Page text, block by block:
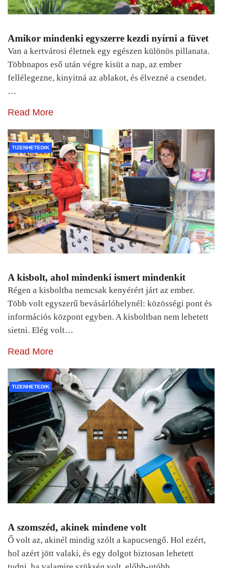
Amikor mindenki egyszerre kezdi nyírni a füvet
Van a kertvárosi életnek egy egészen különös pillanata.
Többnapos eső után végre kisüt a nap, az ember
fellélegezne, kinyitná az ablakot, és élvezné a csendet.
…
Read More
TIZENHETEDIK
A kisbolt, ahol mindenki ismert mindenkit
Régen a kisboltba nemcsak kenyérért járt az ember.
Több volt egyszerű bevásárlóhelynél: közösségi pont és
információs központ egyben. A kisboltban nem lehetett
sietni. Elég volt…
Read More
TIZENHETEDIK
A szomszéd, akinek mindene volt
Ő volt az, akinél mindig szólt a kapucsengő. Hol ezért,
hol azért jött valaki, és egy dolgot biztosan lehetett